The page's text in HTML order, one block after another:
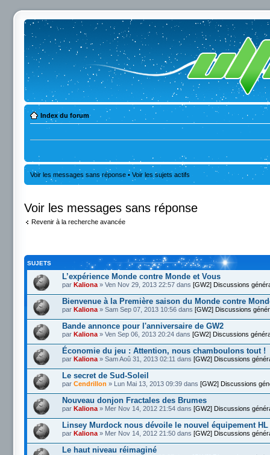
Index du forum
Voir les messages sans réponse • Voir les sujets actifs
Voir les messages sans réponse
Revenir à la recherche avancée
SUJETS
L’expérience Monde contre Monde et Vous
par Kaliona » Ven Nov 29, 2013 22:57 dans [GW2] Discussions
Bienvenue à la Première saison du Monde contre
par Kaliona » Sam Sep 07, 2013 10:56 dans [GW2] Discussions
Bande annonce pour l'anniversaire de GW2
par Kaliona » Ven Sep 06, 2013 20:24 dans [GW2] Discussions
Économie du jeu : Attention, nous chamboulons tout !
par Kaliona » Sam Aoû 31, 2013 02:11 dans [GW2] Discussions
Le secret de Sud-Soleil
par Cendrillon » Lun Mai 13, 2013 09:39 dans [GW2] Discussions
Nouveau donjon Fractales des Brumes
par Kaliona » Mer Nov 14, 2012 21:54 dans [GW2] Discussions
Linsey Murdock nous dévoile le nouvel équipement HL
par Kaliona » Mer Nov 14, 2012 21:50 dans [GW2] Discussions
Le haut niveau réimaginé